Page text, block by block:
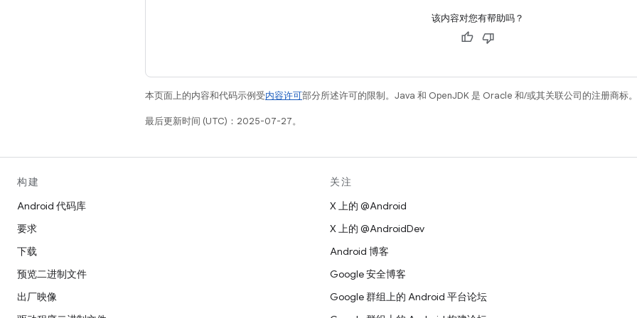
该内容对您有帮助吗？
本页面上的内容和代码示例受内容许可部分所述许可的限制。Java 和 OpenJDK 是 Oracle 和/或其关联公司的注册商标。
最后更新时间 (UTC)：2025-07-27。
构建
Android 代码库
要求
下载
预览二进制文件
出厂映像
关注
X 上的 @Android
X 上的 @AndroidDev
Android 博客
Google 安全博客
Google 群组上的 Android 平台论坛